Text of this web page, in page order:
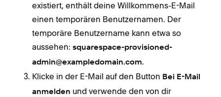
existiert, enthält deine Willkommens-E-Mail
einen temporären Benutzernamen. Der
temporäre Benutzername kann etwa so
aussehen: squarespace-provisioned-
admin@exampledomain.com.
Klicke in der E-Mail auf den Button Bei E-Mail
anmelden und verwende den von dir